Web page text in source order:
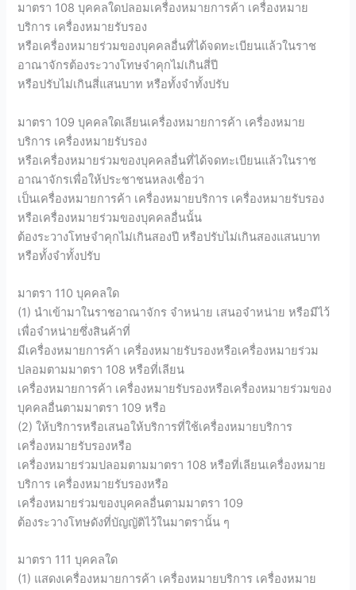
มาตรา 108 บุคคลใดปลอมเครื่องหมายการค้า เครื่องหมาย
บริการ เครื่องหมายรับรอง
หรือเครื่องหมายร่วมของบุคคลอื่นที่ได้จดทะเบียนแล้วในราช
อาณาจักรต้องระวางโทษจำคุกไม่เกินสี่ปี
หรือปรับไม่เกินสี่แสนบาท หรือทั้งจำทั้งปรับ
มาตรา 109 บุคคลใดเลียนเครื่องหมายการค้า เครื่องหมาย
บริการ เครื่องหมายรับรอง
หรือเครื่องหมายร่วมของบุคคลอื่นที่ได้จดทะเบียนแล้วในราช
อาณาจักรเพื่อให้ประชาชนหลงเชื่อว่า
เป็นเครื่องหมายการค้า เครื่องหมายบริการ เครื่องหมายรับรอง
หรือเครื่องหมายร่วมของบุคคลอื่นนั้น
ต้องระวางโทษจำคุกไม่เกินสองปี หรือปรับไม่เกินสองแสนบาท
หรือทั้งจำทั้งปรับ
มาตรา 110 บุคคลใด
(1) นำเข้ามาในราชอาณาจักร จำหน่าย เสนอจำหน่าย หรือมีไว้
เพื่อจำหน่ายซึ่งสินค้าที่
มีเครื่องหมายการค้า เครื่องหมายรับรองหรือเครื่องหมายร่วม
ปลอมตามมาตรา 108 หรือที่เลียน
เครื่องหมายการค้า เครื่องหมายรับรองหรือเครื่องหมายร่วมของ
บุคคลอื่นตามมาตรา 109 หรือ
(2) ให้บริการหรือเสนอให้บริการที่ใช้เครื่องหมายบริการ
เครื่องหมายรับรองหรือ
เครื่องหมายร่วมปลอมตามมาตรา 108 หรือที่เลียนเครื่องหมาย
บริการ เครื่องหมายรับรองหรือ
เครื่องหมายร่วมของบุคคลอื่นตามมาตรา 109
ต้องระวางโทษดังที่บัญญัติไว้ในมาตรานั้น ๆ
มาตรา 111 บุคคลใด
(1) แสดงเครื่องหมายการค้า เครื่องหมายบริการ เครื่องหมาย